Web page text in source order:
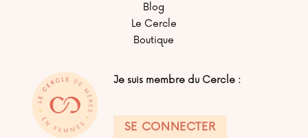
Blog
Le Cercle
Boutique
Je suis membre du Cercle :
SE CONNECTER